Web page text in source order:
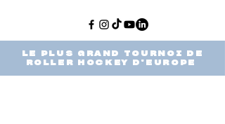
LE PLUS GRAND TOURNOI DE
ROLLER HOCKEY D'EUROPE